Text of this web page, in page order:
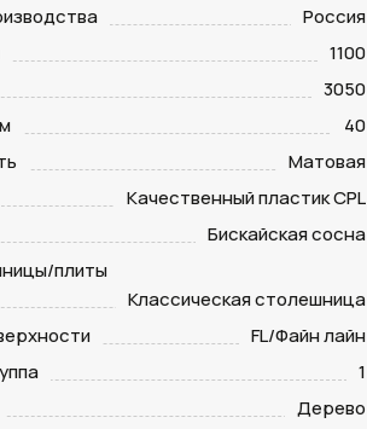
Россия
1100
3050
40
Матовая
Качественный пластик CPL
Бискайская сосна
плиты
Классическая столешница
FL/Файн лайн
1
Дерево